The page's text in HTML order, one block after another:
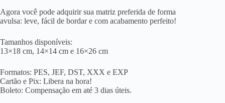
Agora você pode adquirir sua matriz preferida de forma
avulsa: leve, fácil de bordar e com acabamento perfeito!
Tamanhos disponíveis:
13×18 cm, 14×14 cm e 16×26 cm
Formatos: PES, JEF, DST, XXX e EXP
Cartão e Pix: Libera na hora!
Boleto: Compensação em até 3 dias úteis.